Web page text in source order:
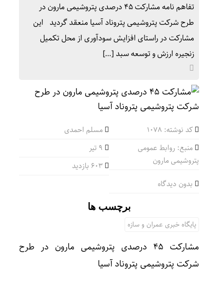
تفاهم نامه مشارکت ۴۵ درصدی پتروشیمی مارون در
طرح شرکت پتروشیمی پتروناد آسیا منعقد گردید این
مشارکت در راستای افزایش سودآوری از محل تکمیل
زنجیره ارزش و توسعه سبد […]
کد نوشته: 1078
مسلم احمدی
منبع: روابط عمومی
پتروشیمی مارون
بدون دیدگاه
برچسب ها
پایگاه خبری عمران و سازه
مشارکت ۴۵ درصدی پتروشیمی مارون در طرح
شرکت پتروشیمی پتروناد آسیا